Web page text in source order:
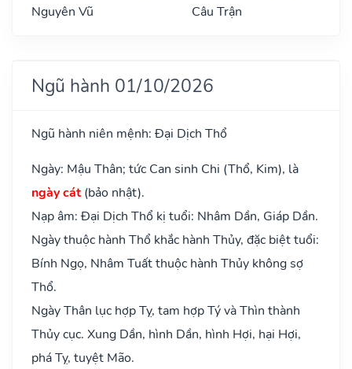
Nguyên Vũ
Câu Trận
Ngũ hành 01/10/2026
Ngũ hành niên mệnh: Đại Dịch Thổ
Ngày: Mậu Thân; tức Can sinh Chi (Thổ, Kim), là
ngày cát(bảo nhật).
Nạp âm: Đại Dịch Thổ kị tuổi: Nhâm Dần, Giáp Dần.
Ngày thuộc hành Thổ khắc hành Thủy, đặc biệt tuổi:
Bính Ngọ, Nhâm Tuất thuộc hành Thủy không sợ
Thổ.
Ngày Thân lục hợp Tỵ, tam hợp Tý và Thìn thành
Thủy cục. Xung Dần, hình Dần, hình Hợi, hại Hợi,
phá Tỵ, tuyệt Mão.